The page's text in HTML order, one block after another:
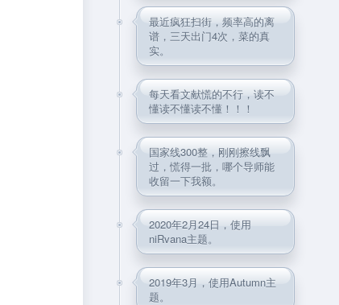
最近疯狂扫街，频率高的离
谱，三天出门4次，菜的真
实。
每天看文献慌的不行，读不
懂读不懂读不懂！！！
国家线300整，刚刚擦线飘
过，慌得一批，哪个导师能
收留一下我额。
2020年2月24日，使用
niRvana主题。
2019年3月，使用Autumn主
题。